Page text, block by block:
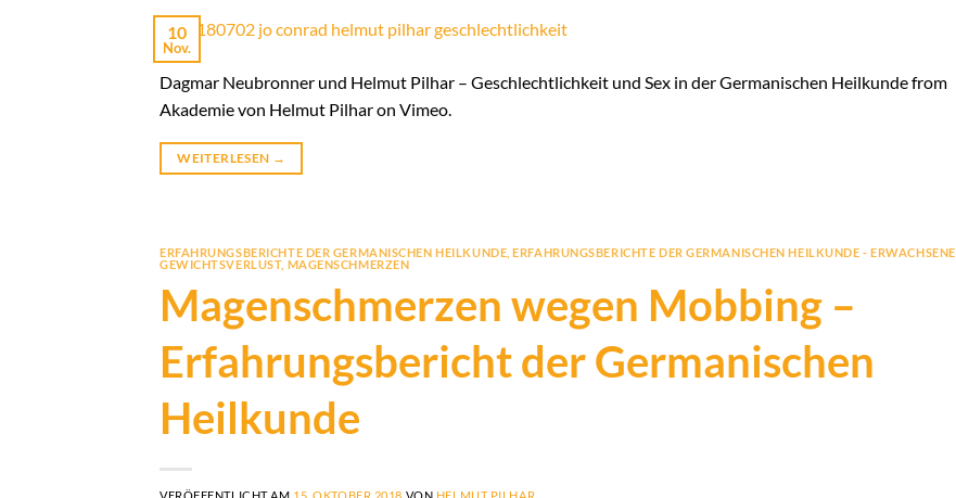
10
Nov.
Dagmar Neubronner und Helmut Pilhar – Geschlechtlichkeit und Sex in der Germanischen Heilkunde from
Akademie von Helmut Pilhar on Vimeo.
WEITERLESEN →
ERFAHRUNGSBERICHTE DER GERMANISCHEN HEILKUNDE ,ERFAHRUNGSBERICHTE DER GERMANISCHEN HEILKUNDE - ERWACHSENE
GEWICHTSVERLUST, MAGENSCHMERZEN
Magenschmerzen wegen Mobbing –
Erfahrungsbericht der Germanischen
Heilkunde
VERÖFFENTLICHT AM 15. OKTOBER 2018 VON HELMUT PILHAR